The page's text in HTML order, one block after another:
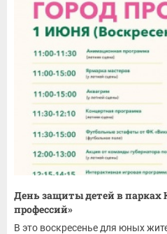
День защиты детей в парках
профессий»
В это воскресенье для юных